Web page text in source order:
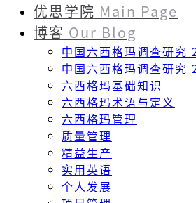
优思学院 Main Page
博客 Our Blog
中国六西格玛调查研究
中国六西格玛调查研究
六西格玛基础知识
六西格玛术语与定义
六西格玛管理
质量管理
精益生产
实用英语
个人发展